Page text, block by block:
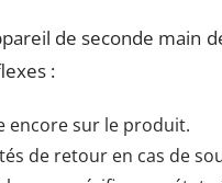
de seconde main
:
encore sur le produit.
de retour en cas de